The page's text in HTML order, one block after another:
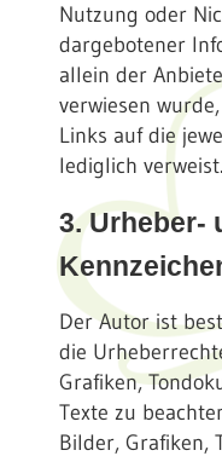
Nutzung oder
dargebotener
allein der
verwiesen
Links auf die
lediglich verweist.
3. Urheber-
Der Autor ist
die
Grafiken,
Texte zu
Bilder, Grafiken,